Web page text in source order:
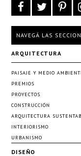
NAVEGÁ LAS
ARQUITECTURA
PAISAJE Y MEDIO
PREMIOS
PROYECTOS
CONSTRUCCIÓN
ARQUITECTURA
INTERIORISMO
URBANISMO
DISEÑO